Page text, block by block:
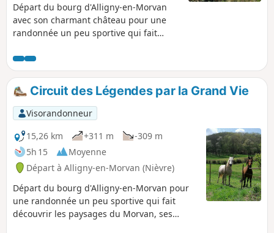
Départ du bourg d'Alligny-en-Morvan
avec son charmant château pour une
randonnée un peu sportive qui fait
les sapins, les forêts et les petits
ruisseaux.
Circuit des Légendes par la Grand Vie
Visorandonneur
15,26 km
+311 m
-309 m
5h 15
Moyenne
Départ à Alligny-en-Morvan (Nièvre)
Départ du bourg d'Alligny-en-Morvan pour
une randonnée un peu sportive qui fait
découvrir les paysages du Morvan, ses